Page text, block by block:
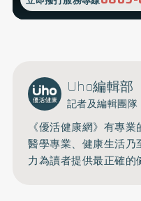
Uho編輯部
記者及編輯團隊
《優活健康網》有專
醫學專業、健康生活
力為讀者提供最正確的